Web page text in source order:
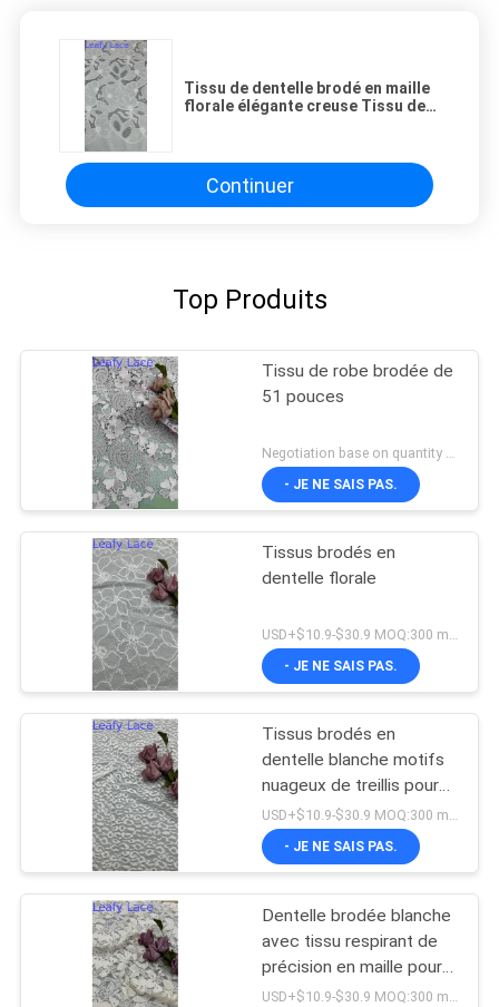
Tissu de dentelle brodé en maille
florale élégante creuse Tissu de
Continuer
Top Produits
Tissu de robe brodée de
51 pouces
- JE NE SAIS PAS.
Tissus brodés en
dentelle florale
- JE NE SAIS PAS.
Tissus brodés en
dentelle blanche motifs
nuageux de treillis pour
robes de mariée
USD+$10.9-$30.9 MOQ:300 mètres
- JE NE SAIS PAS.
Dentelle brodée blanche
avec tissu respirant de
précision en maille pour
vêtements de cérémonieUSD+$10.9-$30.9 MOQ:300 mètres